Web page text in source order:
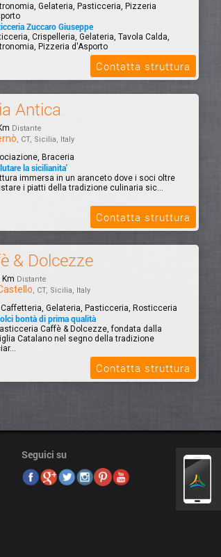
Gelateria, Pasticceria, Pizzeria
Zuccaro Giuseppe
Crispelleria, Gelateria, Tavola Calda,
Pizzeria d'Asporto
Contatta struttura
Antica
Distante
, CT, Sicilia, Italy
Braceria
la sicilianita'
immersa in un aranceto dove i soci oltre
i piatti della tradizione culinaria sic...
Contatta struttura
& Dolcezze
Km Distante
, CT, Sicilia, Italy
Caffetteria, Gelateria, Pasticceria, Rosticceria
bontà di prima qualità
Caffè & Dolcezze, fondata dalla
Catalano nel segno della tradizione
Contatta struttura
Seguici su